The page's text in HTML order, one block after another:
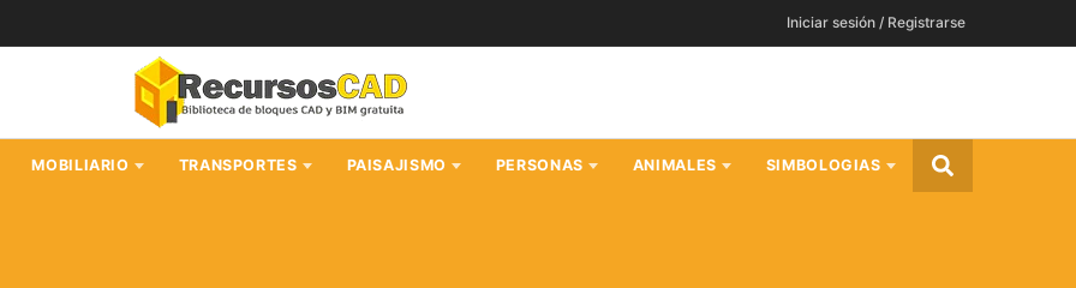
Iniciar sesión / Registrarse
MOBILIARIO TRANSPORTES PAISAJISMO PERSONAS ANIMALES SIMBOLOGIAS